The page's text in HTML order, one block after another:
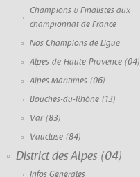
Champions & Finalistes aux
championnat de France
Nos Champions de Ligue
Alpes-de-Haute-Provence (04)
Alpes Maritimes (06)
Bouches-du-Rhône (13)
Var (83)
Vaucluse (84)
District des Alpes (04)
Infos Générales